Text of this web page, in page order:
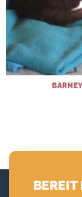
BARNEY
BEREIT